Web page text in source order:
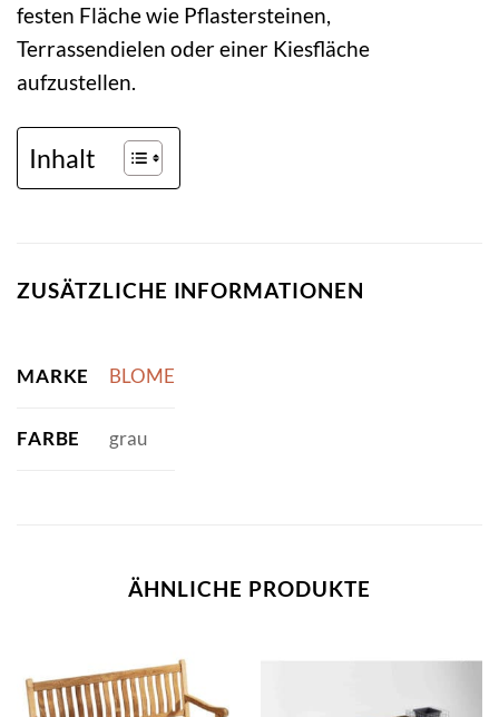
festen Fläche wie Pflastersteinen,
Terrassendielen oder einer Kiesfläche
aufzustellen.
Inhalt
ZUSÄTZLICHE INFORMATIONEN
MARKE BLOME
FARBE grau
ÄHNLICHE PRODUKTE